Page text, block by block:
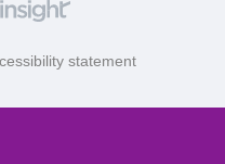
statement